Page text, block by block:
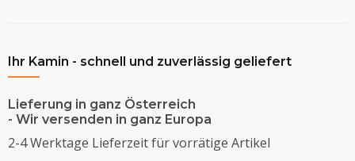
Ihr Kamin - schnell und zuverlässig geliefert
Lieferung in ganz Österreich
- Wir versenden in ganz Europa
2-4 Werktage Lieferzeit für vorrätige Artikel